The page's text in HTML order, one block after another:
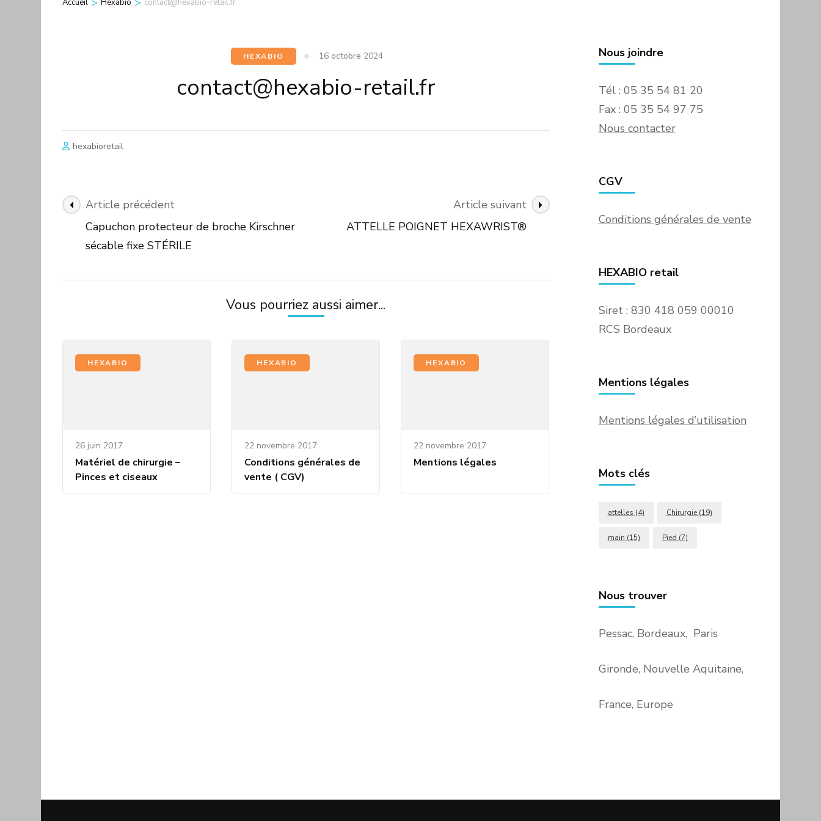
Accueil Hexabio contact@hexabio-retail.fr
HEXABIO 16 octobre 2024
contact@hexabio-retail.fr
hexabioretail
Navigation
des
articles
Article précédent
Capuchon protecteur de broche Kirschner
sécable fixe STÉRILE
Article suivant
ATTELLE POIGNET HEXAWRIST®
Vous pourriez aussi aimer...
HEXABIO
26 juin 2017
Matériel de chirurgie –
Pinces et ciseaux
HEXABIO
22 novembre 2017
Conditions générales de
vente ( CGV)
HEXABIO
22 novembre 2017
Mentions légales
Nous joindre
Tél : 05 35 54 81 20
Fax : 05 35 54 97 75
Nous contacter
CGV
Conditions générales de vente
HEXABIO retail
Siret : 830 418 059 00010
RCS Bordeaux
Mentions légales
Mentions légales d’utilisation
Mots clés
attelles (4) Chirurgie(19)
main (15) Pied (7)
Nous trouver
Pessac, Bordeaux, Paris
Gironde, Nouvelle Aquitaine,
France, Europe